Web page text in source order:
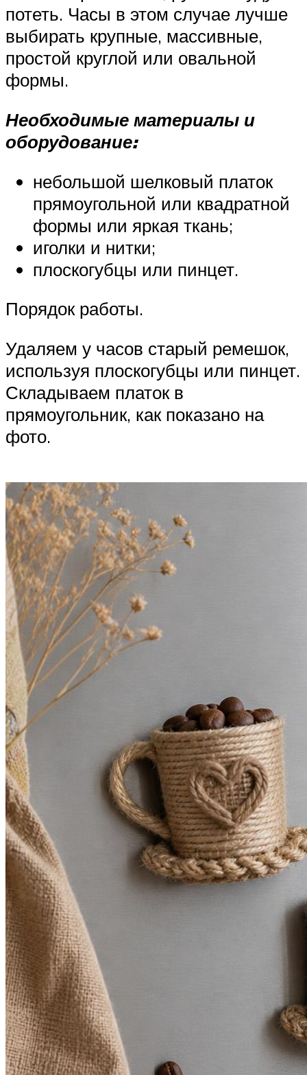
потеть. Часы в этом случае лучше
выбирать крупные, массивные,
простой круглой или овальной
формы.
Необходимые материалы и
оборудование:
небольшой шелковый платок
прямоугольной или квадратной
формы или яркая ткань;
иголки и нитки;
плоскогубцы или пинцет.
Порядок работы.
Удаляем у часов старый ремешок,
используя плоскогубцы или пинцет.
Складываем платок в
прямоугольник, как показано на
фото.